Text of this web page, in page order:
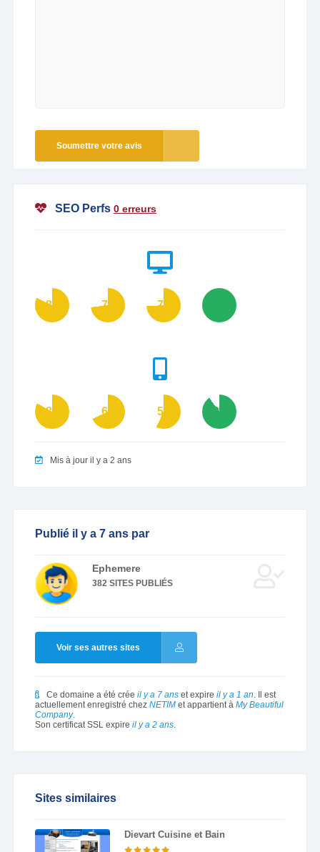
Soumettre votre avis
SEO Perfs 0 erreurs
82 73 74
83 68 57 90
Mis à jour il y a 2 ans
Publié il y a 7 ans par
Ephemere
382 SITES PUBLIÉS
Voir ses autres sites
Ce domaine a été crée il y a 7 anset expire il y a 1 an. Il est
actuellement enregistré chez NETIMet appartient à My Beautiful
Company.
Son certificat SSL expire il y a 2 ans.
Sites similaires
Dievart Cuisine et Bain